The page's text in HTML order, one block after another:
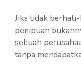
Jika tidak
penipuan
sebuah
tanpa